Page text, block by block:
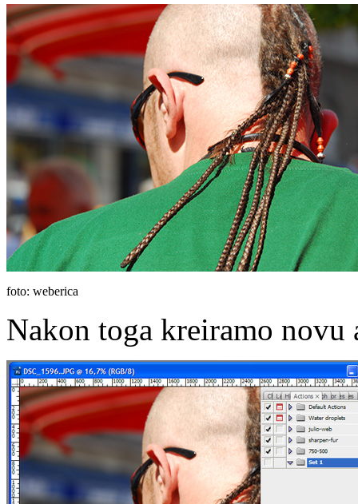
foto: weberica
Nakon toga kreiramo